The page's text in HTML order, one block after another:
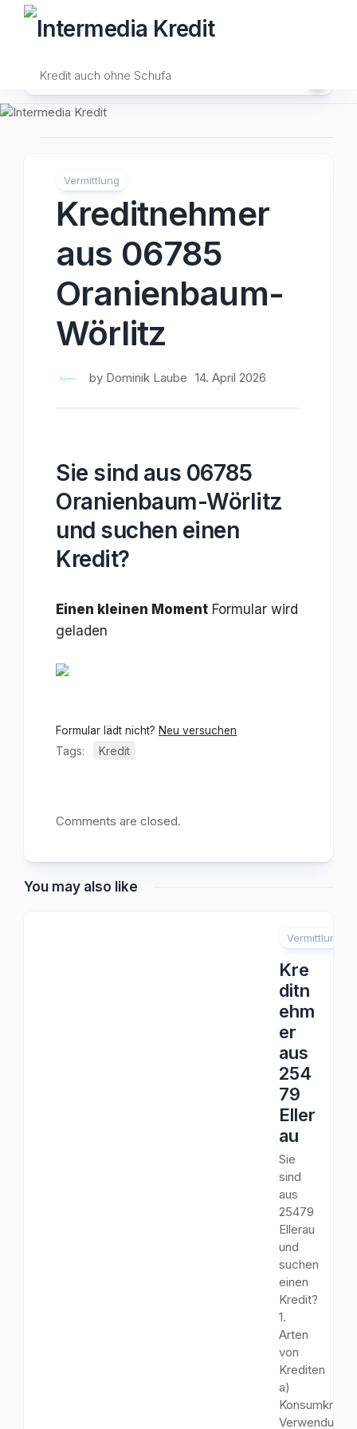
Kredit auch ohne Schufa
Vermittlung
Kreditnehmer
aus 06785
Oranienbaum-
Wörlitz
by Dominik Laube 14. April 2026
Sie sind aus 06785
Oranienbaum-Wörlitz
und suchen einen
Kredit?
Einen kleinen Moment Formular wird
geladen
Formular lädt nicht? Neu versuchen
Tags: Kredit
Comments are closed.
You may also like
Vermittlung
Kre
ditn
ehm
er
aus
254
79
Eller
au
Sie
sind
aus
25479
Ellerau
und
suchen
einen
Kredit?
1.
Arten
von
Krediten
a)